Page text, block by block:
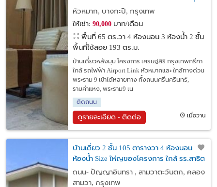
เศรษฐสิริ กรุงเทพกรีฑา
หัวหมาก, บางกะปิ, กรุงเทพ
ให้เช่า: 90,000บาท/เดือน
พื้นที่ 65 ตร.วา 4 ห้องนอน 3 ห้องน้ำ 2 ชั้น
พื้นที่ใช้สอย 193 ตร.ม.
บ้านเดี่ยวหลังมุม โครงการ เศรษฐสิริ กรุงเทพกรีฑา
ใกล้ รถไฟฟ้า Airport Link หัวหมากและ ใกล้ทางด่วน
พระราม 9 เข้าได้หลายทาง ทั้งถนนศรีนครินทร์,
รามคำแหง, พระราม9 เน
ติดถนน
ดูรายละเอียด - ติดต่อ เมื่อวาน
บ้านเดี่ยว 2 ชั้น 105 ตารางวา 4 ห้องนอน 3
ห้องน้ำ Size ให่ญของโครงการ ใกล้ รร.สาธิต
พัฒนา
ถนน- ปัญญาอินทรา , สามวาตะวันตก, คลอง
สามวา, กรุงเทพ